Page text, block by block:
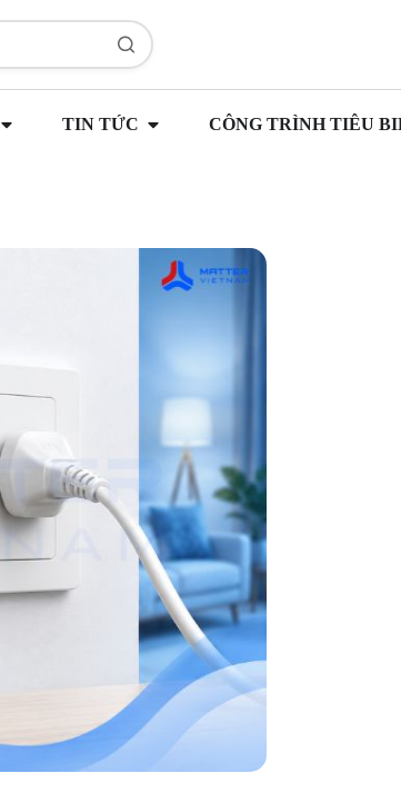
TIN TỨC CÔNG TRÌNH TIÊU